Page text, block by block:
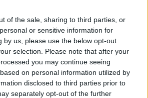
of the sale, sharing to third parties, or
or sensitive information for
by us, please use the below opt-out
selection. Please note that after your
you may continue seeing
on personal information utilized by
disclosed to third parties prior to
separately opt-out of the further
terjesztésről esik szó,
módszerek jutnak eszébe
küldött kéretlen üzenetek
vagy abban szereplő
nyitott távoli asztalkapcsolat,
sebezhetőségek, fertőzött